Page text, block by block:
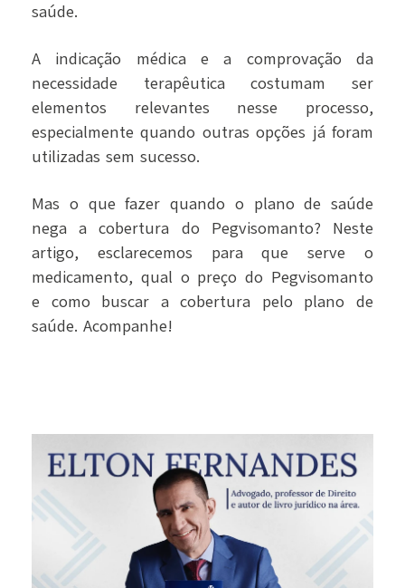
saúde.
A indicação médica e a comprovação da
necessidade terapêutica costumam ser
elementos relevantes nesse processo,
especialmente quando outras opções já foram
utilizadas sem sucesso.
Mas o que fazer quando o plano de saúde
nega a cobertura do Pegvisomanto? Neste
artigo, esclarecemos para que serve o
medicamento, qual o preço do Pegvisomanto
e como buscar a cobertura pelo plano de
saúde. Acompanhe!